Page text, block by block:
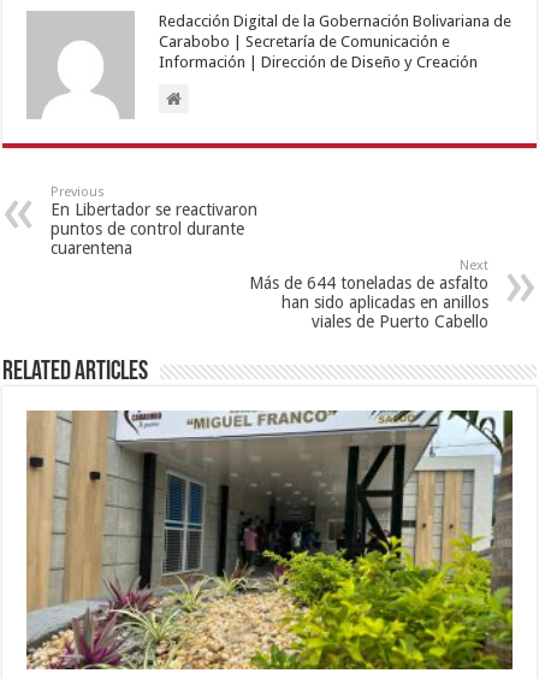
Redacción Digital de la Gobernación Bolivariana de
Carabobo | Secretaría de Comunicación e
Información | Dirección de Diseño y Creación
Previous
En Libertador se reactivaron
puntos de control durante
cuarentena
Next
Más de 644 toneladas de asfalto
han sido aplicadas en anillos
viales de Puerto Cabello
Related Articles